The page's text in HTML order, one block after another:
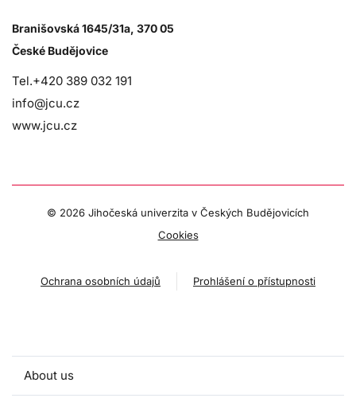
Branišovská 1645/31a, 370 05
České Budějovice
Tel.+420 389 032 191
info@jcu.cz
www.jcu.cz
© 2026 Jihočeská univerzita v Českých Budějovicích
Cookies
Ochrana osobních údajů Prohlášení o přístupnosti
About us